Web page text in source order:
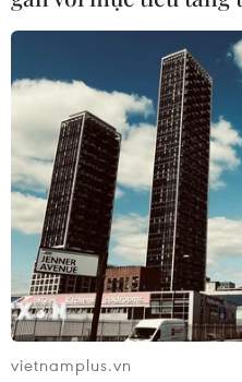
vietnamplus.vn